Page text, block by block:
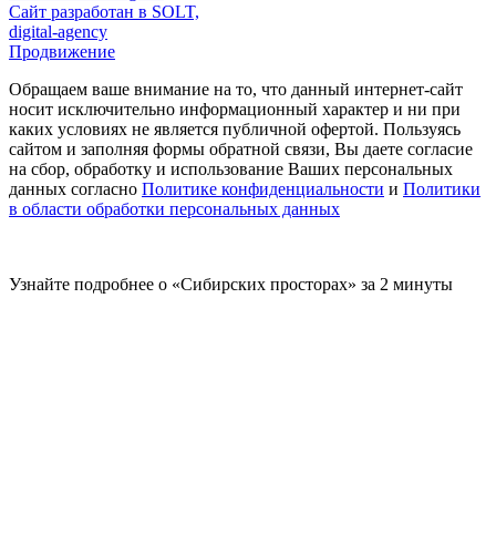
Сайт разработан в SOLT,
digital-agency
Продвижение
Обращаем ваше внимание на то, что данный интернет-сайт
носит исключительно информационный характер и ни при
каких условиях не является публичной офертой. Пользуясь
сайтом и заполняя формы обратной связи, Вы даете согласие
на сбор, обработку и использование Ваших персональных
данных согласно Политике конфиденциальности и Политики
в области обработки персональных данных
Узнайте подробнее о «Сибирских просторах» за 2 минуты